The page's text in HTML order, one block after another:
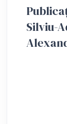
Silviu-